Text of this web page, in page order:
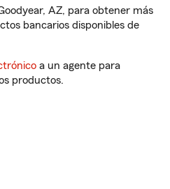
AZ, para obtener más
bancarios disponibles de
a un agente para
productos.